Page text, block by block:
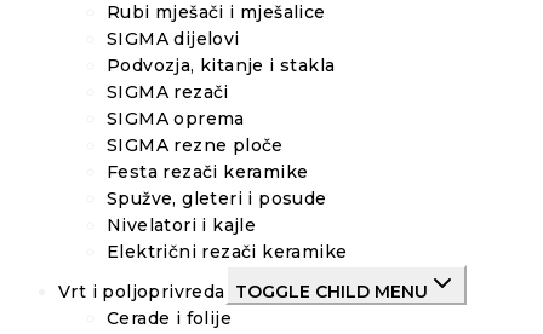
Rubi mješači i mješalice
SIGMA dijelovi
Podvozja, kitanje i stakla
SIGMA rezači
SIGMA oprema
SIGMA rezne ploče
Festa rezači keramike
Spužve, gleteri i posude
Nivelatori i kajle
Električni rezači keramike
Vrt i poljoprivreda
TOGGLE CHILD MENU
Cerade i folije